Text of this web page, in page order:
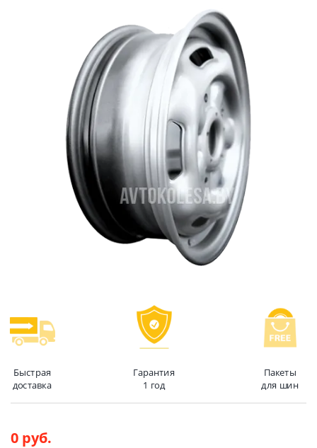
Быстрая
доставка
Гарантия
1 год
Пакеты
для шин
0 руб.